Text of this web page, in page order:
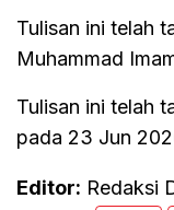
Tulisan ini telah
Muhammad
Tulisan ini telah
pada 23 Jun
Editor: Redaksi